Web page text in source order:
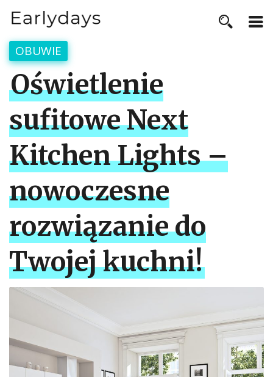
OBUWIE
Oświetlenie
sufitowe Next
Kitchen Lights –
nowoczesne
rozwiązanie do
Twojej kuchni!